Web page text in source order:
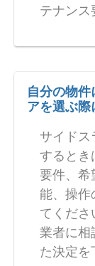
テナンス
自分の物
アを選ぶ際
サイドス
するとき
要件、希
能、操作
てくださ
業者に相
た決定を